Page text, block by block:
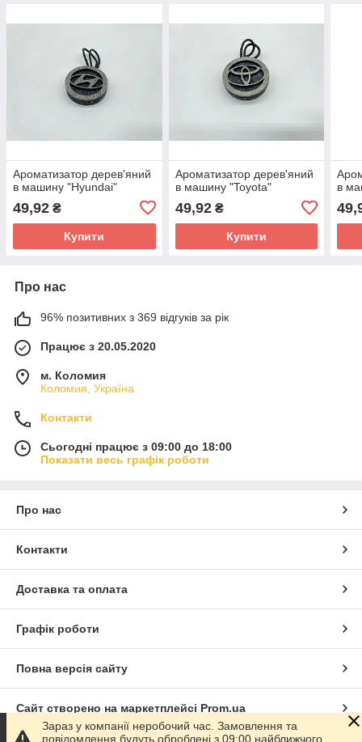
Ароматизатор дерев'яний
в машину "Hyundai"
49,92 ₴
Купити
Ароматизатор дерев'яний
в машину "Toyota"
49,92₴
Купити
в
Про нас
96% позитивних з 369 відгуків за рік
Працює з 20.05.2020
м. Коломия
Коломия, Україна
Контакти
Сьогодні працює з 09:00 до 18:00
Показати весь графік роботи
Про нас
Контакти
Доставка та оплата
Графік роботи
Повна версія сайту
Сайт створено на маркетплейсі Prom.ua
Зараз у компанії неробочий час. Замовлення та
повідомлення будуть оброблені з 09:00 найближчого